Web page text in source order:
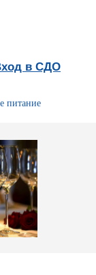
в СДО
питание